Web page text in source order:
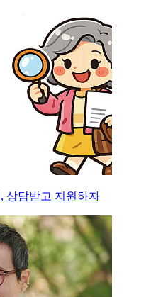
상담받고 지원하자